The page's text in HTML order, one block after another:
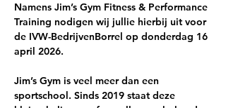
Namens Jim’s Gym Fitness & Performance
Training nodigen wij jullie hierbij uit voor
de IVW-BedrijvenBorrel op donderdag 16
april 2026.
Jim’s Gym is veel meer dan een
sportschool. Sinds 2019 staat deze